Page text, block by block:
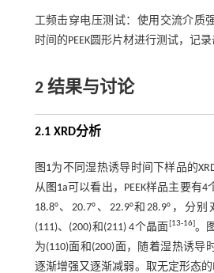
工频击穿电压测试：使用交流介质
时间的PEEK圆形片材进行测试，记
2 结果与讨论
2.1 XRD分析
图1为不同湿热诱导时间下样品的
从 图1a可以看出，PEEK样品主要有
18.8°、20.7°、22.9°和28.9°，分
(111)、(200)和(211) 4个晶面 [13-16]。
为(110)面和(200)面，随着湿热诱导
逐渐增强又逐渐减弱。取无定形态